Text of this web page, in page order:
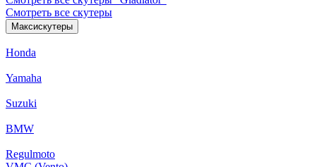
Смотреть все скутеры
Максискутеры
Honda
Yamaha
Suzuki
BMW
Regulmoto